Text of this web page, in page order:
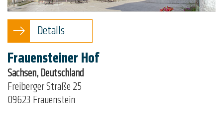
Details
Frauensteiner Hof
Sachsen, Deutschland
Freiberger Straße 25
09623 Frauenstein